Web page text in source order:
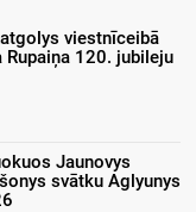
viestnīceibā
Rupaiņa 120. jubileju
Jaunovys
svātku Aglyunys